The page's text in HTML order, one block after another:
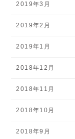
2019年3月
2019年2月
2019年1月
2018年12月
2018年11月
2018年10月
2018年9月